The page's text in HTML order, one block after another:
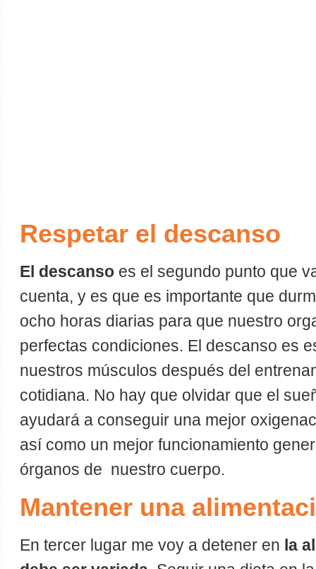
Respetar el descanso
El descanso es el segundo punto que
cuenta, y es que es importante que
ocho horas diarias para que nuestro
perfectas condiciones. El descanso es
nuestros músculos después del
cotidiana. No hay que olvidar que el
ayudará a conseguir una mejor
así como un mejor funcionamiento
órganos de nuestro cuerpo.
Mantener una
En tercer lugar me voy a detener en la